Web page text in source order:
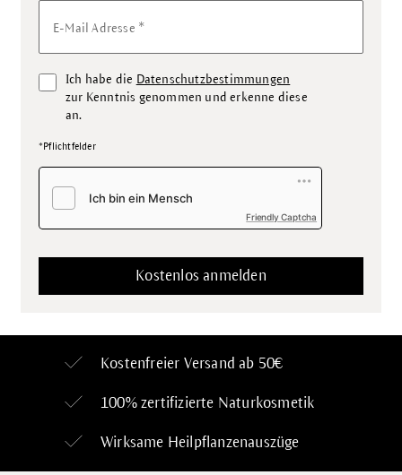
E-Mail Adresse *
Ich habe die Datenschutzbestimmungen
zur Kenntnis genommen und erkenne diese
an.
*Pflichtfelder
Friendly Captcha
Kostenfreier Versand ab 50€
100% zertifizierte Naturkosmetik
Wirksame Heilpflanzenauszüge